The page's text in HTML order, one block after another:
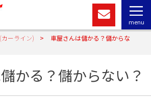
menu
カーライン) >
車屋さんは儲かる？儲からな
かる？儲からない？